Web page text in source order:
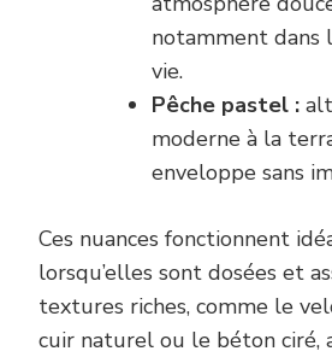
notamment dans
vie.
Pêche pastel :
moderne à la
enveloppe sans
Ces nuances fonctionnent
lorsqu’elles sont dosées et
textures riches, comme le
cuir naturel ou le béton ciré,